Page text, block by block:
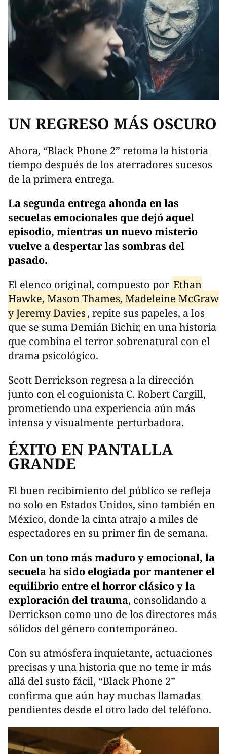
UN REGRESO MÁS OSCURO
Ahora, “Black Phone 2” retoma la historia
tiempo después de los aterradores sucesos
de la primera entrega.
La segunda entrega ahonda en las
secuelas emocionales que dejó aquel
episodio, mientras un nuevo misterio
vuelve a despertar las sombras del
pasado.
El elenco original, compuesto por Ethan
Hawke, Mason Thames, Madeleine McGraw
y Jeremy Davies, repite sus papeles, a los
que se suma Demián Bichir, en una historia
que combina el terror sobrenatural con el
drama psicológico.
Scott Derrickson regresa a la dirección
junto con el coguionista C. Robert Cargill,
prometiendo una experiencia aún más
intensa y visualmente perturbadora.
ÉXITO EN PANTALLA
GRANDE
El buen recibimiento del público se refleja
no solo en Estados Unidos, sino también en
México, donde la cinta atrajo a miles de
espectadores en su primer fin de semana.
Con un tono más maduro y emocional, la
secuela ha sido elogiada por mantener el
equilibrio entre el horror clásico y la
exploración del trauma, consolidando a
Derrickson como uno de los directores más
sólidos del género contemporáneo.
Con su atmósfera inquietante, actuaciones
precisas y una historia que no teme ir más
allá del susto fácil, “Black Phone 2”
confirma que aún hay muchas llamadas
pendientes desde el otro lado del teléfono.